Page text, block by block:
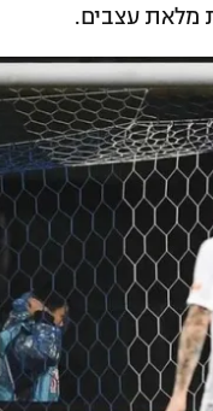
מלאת עצבים.